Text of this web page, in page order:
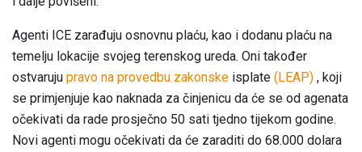
Agenti ICE zarađuju osnovnu plaću, kao i dodanu plaću na
temelju lokacije svojeg terenskog ureda. Oni također
ostvaruju pravo na provedbu zakonske isplate (LEAP) , koji
se primjenjuje kao naknada za činjenicu da će se od agenata
očekivati ​​da rade prosječno 50 sati tjedno tijekom godine.
Novi agenti mogu očekivati ​​da će zaraditi do 68.000 dolara